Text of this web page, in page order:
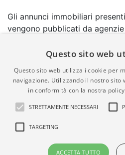
Gli annunci immobiliari
vengono pubblicati da
comporta l'approvazione o
garanzia da parte di
quindi non è responsabile
correttezza, della
materia di privacy e/o di alcun
suddetti annunci.
© Copyright 2007 - 2026
Questo sito web
Questo sito web utilizza i cookie per
navigazione. Utilizzando il nostro sito
in conformità con la nostra
STRETTAMENTE NECESSARI
TARGETING
ACCETTA TUTTO